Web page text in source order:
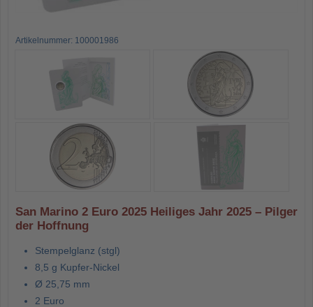
Artikelnummer: 100001986
San Marino 2 Euro 2025 Heiliges Jahr 2025 – Pilger
der Hoffnung
Stempelglanz (stgl)
8,5 g Kupfer-Nickel
Ø 25,75 mm
2 Euro